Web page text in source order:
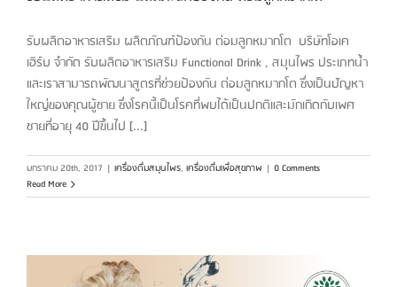
รับผลิตอาหารเสริม ผลิตภัณฑ์ป้องกัน ต่อมลูกหมากโต บริษัทโอเค
เฮิร์บ จำกัด รับผลิตอาหารเสริม Functional Drink , สมุนไพร ประเภทน้ำ
และเราสามารถพัฒนาสูตรที่ช่วยป้องกัน ต่อมลูกหมากโต ซึ่งเป็นปัญหา
ใหญ่ของคุณผู้ชาย ซึ่งโรคนี้เป็นโรคที่พบได้เป็นปกติและมักเกิดกับเพศ
ชายที่อายุ 40 ปีขึ้นไป [...]
มกราคม 20th, 2017 | เครื่องดื่มสมุนไพร, เครื่องดื่มเพื่อสุขภาพ | 0 Comments
Read More